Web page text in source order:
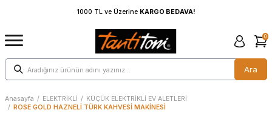
KARGO BEDAVA! 1000 TL ve Üzerine
Ara
0
Anasayfa / ELEKTRİKLİ / KÜÇÜK ELEKTRİKLİ EV ALETLERİ
/ ROSE GOLD HAZNELİ TÜRK KAHVESİ MAKİNESİ